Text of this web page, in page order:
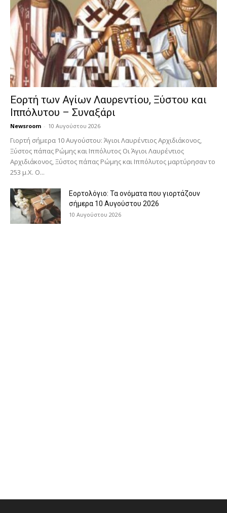
Εορτή των Αγίων Λαυρεντίου, Ξύστου και
Ιππόλυτου – Συναξάρι
Newsroom - 10 Αυγούστου 2026
Γιορτή σήμερα 10 Αυγούστου: Άγιοι Λαυρέντιος Αρχιδιάκονος,
Ξύστος πάπας Ρώμης και Ιππόλυτος Οι Άγιοι Λαυρέντιος
Αρχιδιάκονος, Ξύστος πάπας Ρώμης και Ιππόλυτος μαρτύρησαν το
253 μ.Χ. Ο...
Εορτολόγιο: Τα ονόματα που γιορτάζουν
σήμερα 10 Αυγούστου 2026
10 Αυγούστου 2026